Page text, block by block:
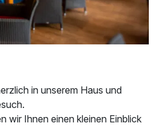
in unserem Haus und
wir Ihnen einen kleinen Einblick